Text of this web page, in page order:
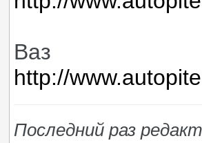
Ваз
http://
Последний раз